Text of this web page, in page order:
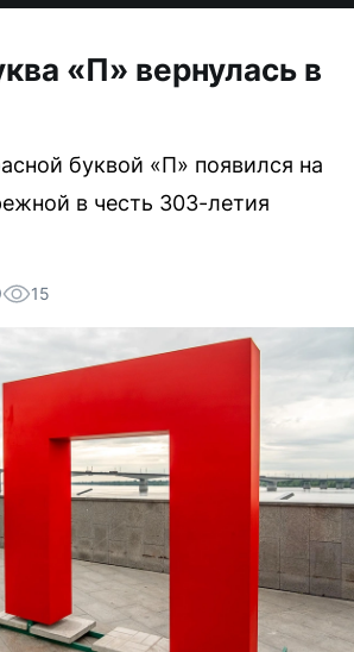
«П» вернулась в
буквой «П» появился на
в честь 303-летия
15